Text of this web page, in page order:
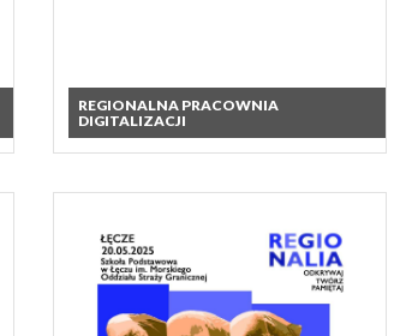
REGIONALNA PRACOWNIA
DIGITALIZACJI